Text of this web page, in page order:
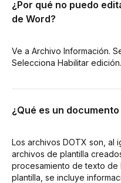
¿Por qué no puedo
de Word?
Ve a Archivo Información.
Selecciona Habilitar edición.
¿Qué es un documento
Los archivos DOTX son, al
archivos de plantilla
procesamiento de texto de
plantilla, se incluye